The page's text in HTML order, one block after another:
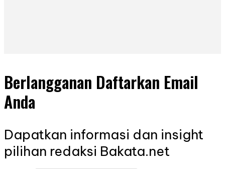
Berlangganan Daftarkan Email
Anda
Dapatkan informasi dan insight
pilihan redaksi Bakata.net